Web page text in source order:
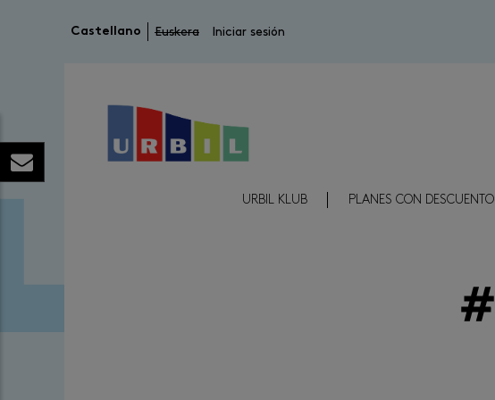
Castellano Euskera Menú de cuenta de usuario
Iniciar sesión
Menú Reducido Cabecera
URBIL KLUB PLANES CON DESCUENTO